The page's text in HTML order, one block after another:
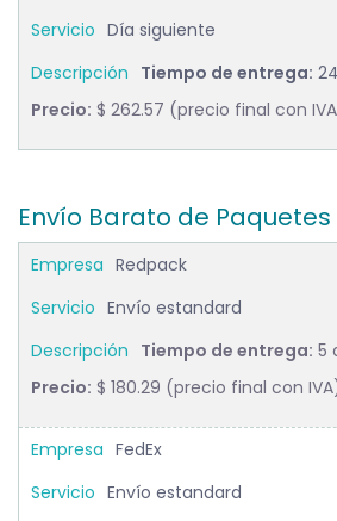
Día siguiente
Tiempo de entrega:
Precio: $ 262.57 (precio final con
Envío Barato de Paquetes
Redpack
Envío estandard
Tiempo de entrega: 5
Precio: $ 180.29 (precio final con
FedEx
Envío estandard